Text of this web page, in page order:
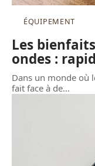
ÉQUIPEMENT
Les
ondes :
Dans un monde où
fait face à de…